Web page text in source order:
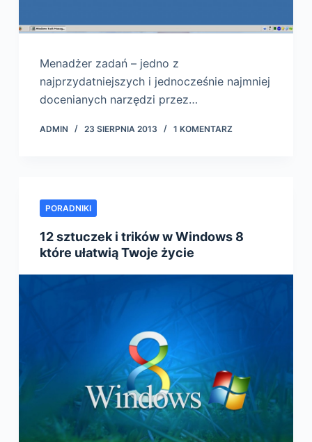
Menadżer zadań – jedno z
najprzydatniejszych i jednocześnie najmniej
docenianych narzędzi przez…
ADMIN 23 SIERPNIA 2013 1 KOMENTARZ
PORADNIKI
12 sztuczek i trików w Windows 8
które ułatwią Twoje życie